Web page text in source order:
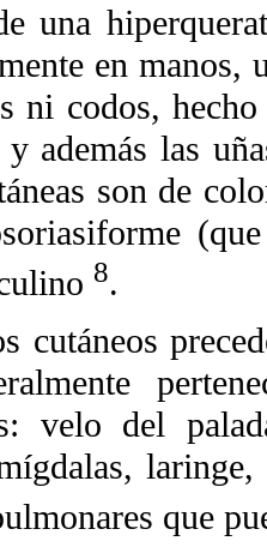
una
en manos,
ni codos,
además las
son de
8.
cutáneos
velo del
que